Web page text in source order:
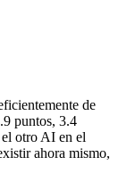
de
puntos, 3.4
el otro AI en el
ahora mismo,